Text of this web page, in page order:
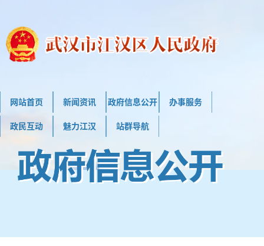
网站首页 新闻资讯 政府信息公开 办事服务
政民互动 魅力江汉 站群导航